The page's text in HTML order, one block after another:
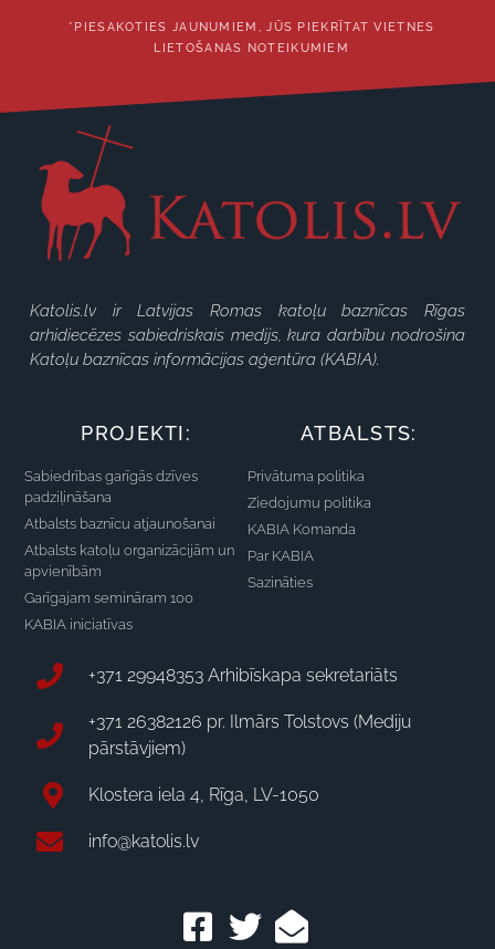
*PIESAKOTIES JAUNUMIEM, JŪS PIEKRĪTAT VIETNES
LIETOŠANAS NOTEIKUMIEM
Katolis.lv ir Latvijas Romas katoļu baznīcas Rīgas
arhidiecēzes sabiedriskais medijs, kura darbību nodrošina
Katoļu baznīcas informācijas aģentūra (KABIA).
PROJEKTI:
Sabiedrības garīgās dzīves
padziļināšana
Atbalsts baznīcu atjaunošanai
Atbalsts katoļu organizācijām un
apvienībām
Garīgajam semināram 100
KABIA iniciatīvas
ATBALSTS:
Privātuma politika
Ziedojumu politika
KABIA Komanda
Par KABIA
Sazināties
+371 29948353 Arhibīskapa sekretariāts
+371 26382126 pr. Ilmārs Tolstovs (Mediju
pārstāvjiem)
Klostera iela 4, Rīga, LV-1050
info@katolis.lv